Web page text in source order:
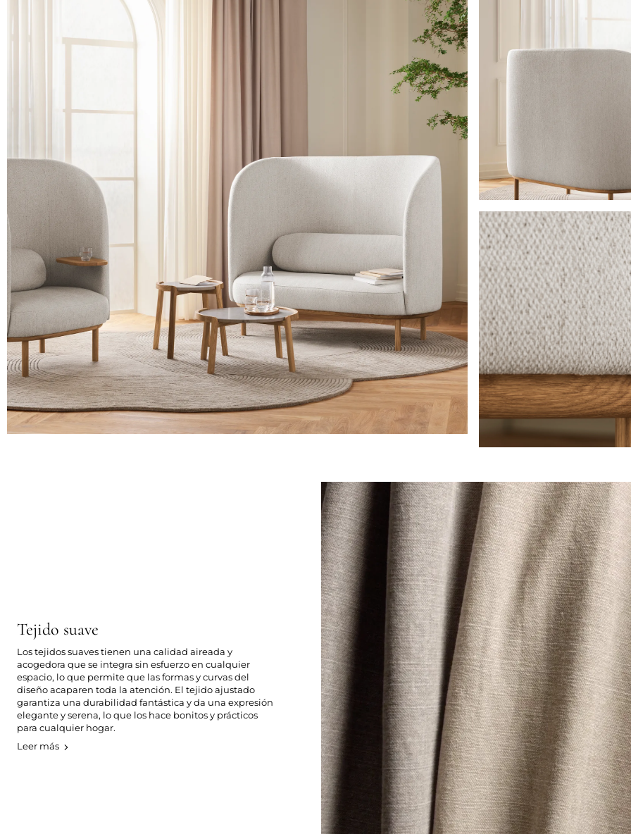
Tejido suave
Los tejidos suaves tienen una calidad aireada y
acogedora que se integra sin esfuerzo en cualquier
espacio, lo que permite que las formas y curvas del
diseño acaparen toda la atención. El tejido ajustado
garantiza una durabilidad fantástica y da una expresión
elegante y serena, lo que los hace bonitos y prácticos
para cualquier hogar.
Leer más